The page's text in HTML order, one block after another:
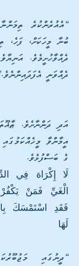
ދެއްވަނީ
ގެ ބަސްފުޅެވެ.
لَهَا